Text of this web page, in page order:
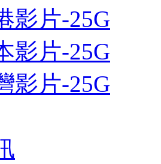
影片-25G
影片-25G
影片-25G